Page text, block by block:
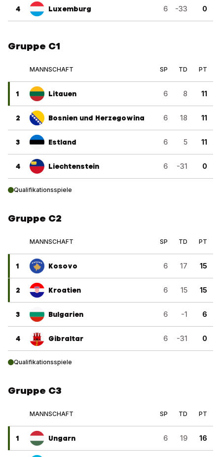
4 Luxemburg 6 -33 0
Gruppe C1
MANNSCHAFT SP TD PT
1 Litauen 6 8 11
2 Bosnien und Herzegowina 6 18 11
3 Estland 6 5 11
4 Liechtenstein 6 -31 0
Qualifikationsspiele
Gruppe C2
MANNSCHAFT SP TD PT
1 Kosovo 6 17 15
2 Kroatien 6 15 15
3 Bulgarien 6 -1 6
4 Gibraltar 6 -31 0
Qualifikationsspiele
Gruppe C3
MANNSCHAFT SP TD PT
1 Ungarn 6 19 16